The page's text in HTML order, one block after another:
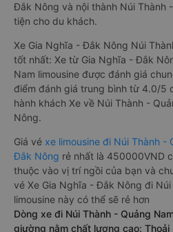
Đắk Nông và nội thành Núi Thành
tiện cho du khách.
Xe Gia Nghĩa - Đắk Nông Núi
tốt nhất: Xe từ Gia Nghĩa - Đắk
Nam limousine được đánh giá
điểm đánh giá trung bình từ 4.0/5
hành khách Xe về Núi Thành -
Nông.
Giá vé xe limousine đi Núi Thành -
Đắk Nông rẻ nhất là 450000VND
thuộc vào vị trí ngồi của bạn và
vé Xe Gia Nghĩa - Đắk Nông đi
limousine này có thể sẽ rẻ hơn
Dòng xe đi Núi Thành - Quảng
giường nằm chất lượng cao: